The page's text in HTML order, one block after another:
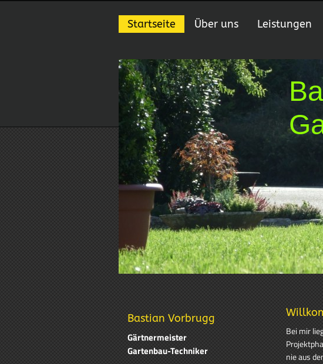
Startseite Über uns Leistungen
Bastian Vorbrugg
Gärtnermeister
Gartenbau-Techniker
Bei mir
nie aus